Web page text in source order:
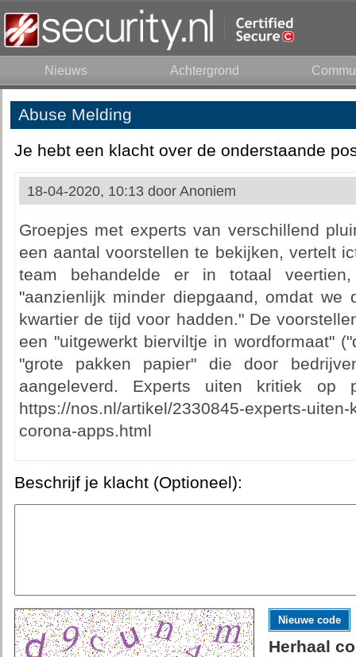
Nieuws Achtergrond
Abuse Melding
Je hebt een klacht over de onderstaande
18-04-2020, 10:13 door Anoniem
Groepjes met experts van verschillend
een aantal voorstellen te bekijken, vertelt
team behandelde er in totaal
"aanzienlijk minder diepgaand, omdat
kwartier de tijd voor hadden." De
een "uitgewerkt bierviltje in wordformaat"
"grote pakken papier" die door
aangeleverd. Experts uiten kritiek op
https://nos.nl/artikel/2330845-experts-
corona-apps.html
Beschrijf je klacht (Optioneel):
Nieuwe code
Herhaal